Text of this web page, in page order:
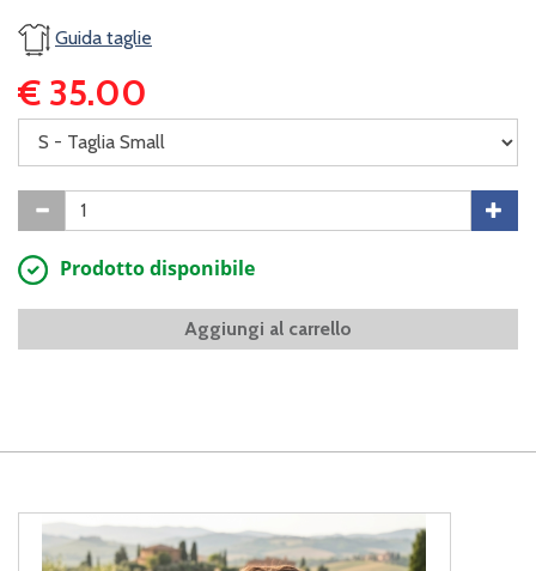
Guida taglie
€ 35.00
Prodotto disponibile
Aggiungi al carrello